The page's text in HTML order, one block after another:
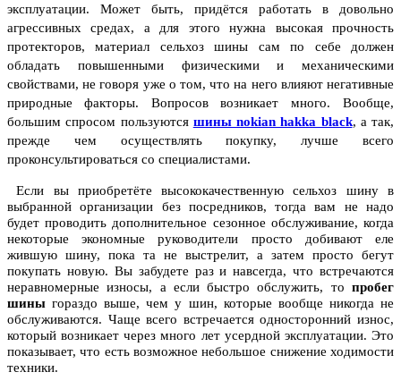
эксплуатации. Может быть, придётся работать в довольно
агрессивных средах, а для этого нужна высокая прочность
протекторов, материал сельхоз шины сам по себе должен
обладать повышенными физическими и механическими
свойствами, не говоря уже о том, что на него влияют негативные
природные факторы. Вопросов возникает много.
Вообще,
большим спросом пользуются шины nokian hakka black, а так,
прежде чем осуществлять покупку, лучше всего
проконсультироваться со специалистами.
Если вы приобретёте высококачественную сельхоз шину в
выбранной организации без посредников, тогда вам не надо
будет проводить дополнительное сезонное обслуживание, когда
некоторые экономные руководители просто добивают еле
жившую шину, пока та не выстрелит, а затем просто бегут
покупать новую. Вы забудете раз и навсегда, что встречаются
неравномерные износы, а если быстро обслужить, то пробег
шины гораздо выше, чем у шин, которые вообще никогда не
обслуживаются. Чаще всего встречается односторонний износ,
который возникает через много лет усердной эксплуатации. Это
показывает, что есть возможное небольшое снижение ходимости
техники.